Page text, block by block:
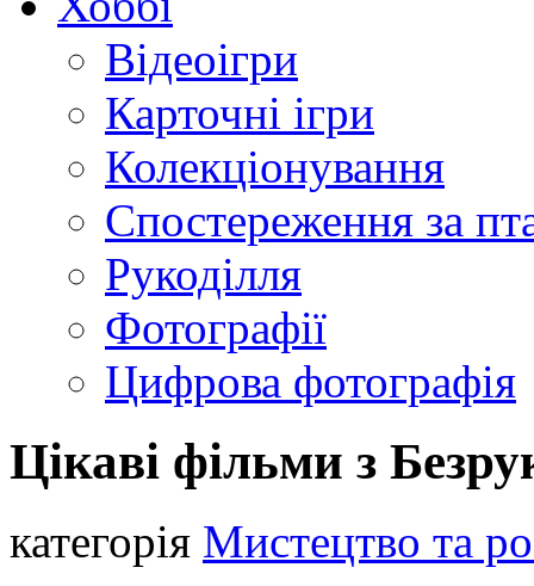
Відеоігри
Карточні ігри
Колекціонування
Спостереження за
Рукоділля
Фотографії
Цифрова фотографія
Цікаві фільми з
категорія Мистецтво та